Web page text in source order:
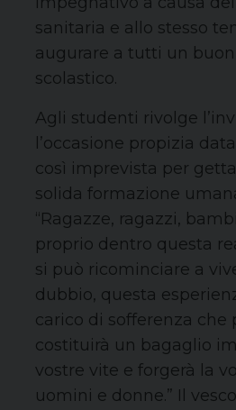
sanitaria e allo stesso
augurare a tutti un buon
scolastico.
Agli studenti rivolge
l’occasione propizia
così imprevista per
solida formazione
“Ragazze, ragazzi,
proprio dentro questa
si può ricominciare a
dubbio, questa
carico di sofferenza che
costituirà un bagaglio
vostre vite e forgerà la
uomini e donne.” Il